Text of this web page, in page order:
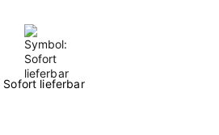
Sofort lieferbar